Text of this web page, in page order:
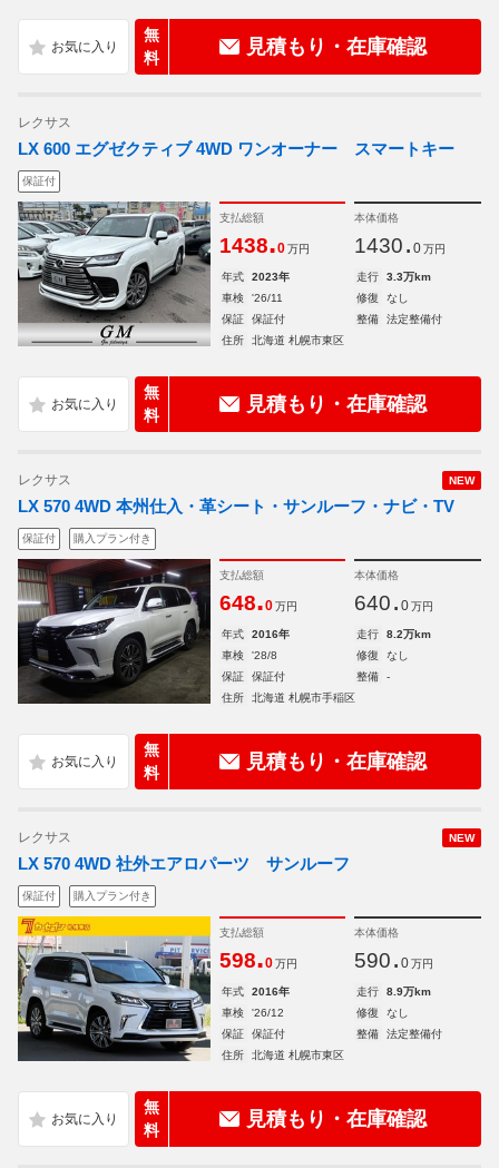
無
料
見積もり・在庫確認
レクサス
LX 600 エグゼクティブ 4WD ワンオーナー スマートキー
保証付
支払総額
1438.0 万円
本体価格
1430. 0 万円
年式 2023年 走行
3.3万km
車検
'26/11 修復
なし
保証
保証付 整備
法定整備付
住所
北海道 札幌市東区
無
料
見積もり・在庫確認
NEW
レクサス
LX 570 4WD 本州仕入・革シート・サンルーフ・ナビ・TV
保証付 購入プラン付き
支払総額
648.0 万円
本体価格
640. 0 万円
年式 2016年 走行
8.2万km
車検
'28/8 修復
なし
保証
保証付 整備
-
住所
北海道 札幌市手稲区
無
料
見積もり・在庫確認
NEW
レクサス
LX 570 4WD 社外エアロパーツ サンルーフ
保証付 購入プラン付き
支払総額
598.0 万円
本体価格
590. 0 万円
年式 2016年 走行
8.9万km
車検
'26/12 修復
なし
保証
保証付 整備
法定整備付
住所
北海道 札幌市東区
無
料
見積もり・在庫確認